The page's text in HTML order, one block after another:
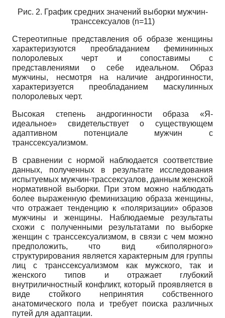
Рис. 2. График средних значений выборки мужчин-
транссексуалов (n=11)
Стереотипные представления об образе женщины
характеризуются преобладанием фемининных
полоролевых черт и сопоставимы с
представлениями о себе идеальном. Образ
мужчины, несмотря на наличие андрогинности,
характеризуется преобладанием маскулинных
полоролевых черт.
Высокая степень андрогинности образа «Я-
идеальное» свидетельствует о существующем
адаптивном потенциале мужчин с
транссексуализмом.
В сравнении с нормой наблюдается соответствие
данных, полученных в результате исследования
испытуемых мужчин-трассексуалов, данным женской
нормативной выборки. При этом можно наблюдать
более выраженную феминизацию образа женщины,
что отражает тенденцию к «поляризации» образов
мужчины и женщины. Наблюдаемые результаты
схожи с полученными результатами по выборке
женщин с транссексуализмом, в связи с чем можно
предположить, что вид «биполярного»
структурирования является характерным для группы
лиц с транссексуализмом как мужского, так и
женского типов и отражает глубокий
внутриличностный конфликт, который проявляется в
виде стойкого непринятия собственного
анатомического пола и требует поиска различных
путей для адаптации.